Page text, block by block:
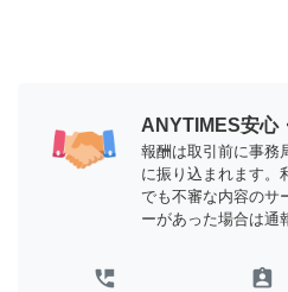
ANYTIMES安心
報酬は取引前に事務
に振り込まれます。
でも不審な内容のサ
ーがあった場合は通
perm_phone_msg assignment_ind